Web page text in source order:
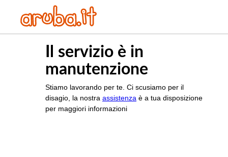
Il servizio è in
manutenzione
Stiamo lavorando per te. Ci scusiamo per il
disagio, la nostra assistenza è a tua disposizione
per maggiori informazioni